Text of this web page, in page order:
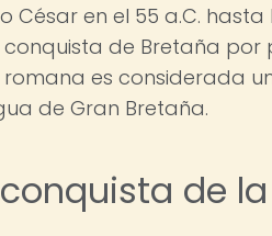
César en el 55 a.C.
conquista de Bretaña
es considerada
de Gran Bretaña.
de